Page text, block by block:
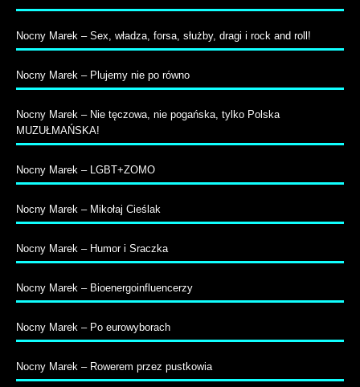
Nocny Marek – Sex, władza, forsa, służby, dragi i rock and roll!
Nocny Marek – Plujemy nie po równo
Nocny Marek – Nie tęczowa, nie pogańska, tylko Polska
MUZUŁMAŃSKA!
Nocny Marek – LGBT+ZOMO
Nocny Marek – Mikołaj Cieślak
Nocny Marek – Humor i Sraczka
Nocny Marek – Bioenergoinfluencerzy
Nocny Marek – Po eurowyborach
Nocny Marek – Rowerem przez pustkowia